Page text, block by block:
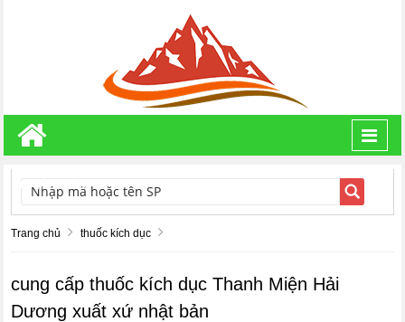
TÌM KIẾM
Trang chủ thuốc kích dục
cung cấp thuốc kích dục Thanh Miện Hải
Dương xuất xứ nhật bản